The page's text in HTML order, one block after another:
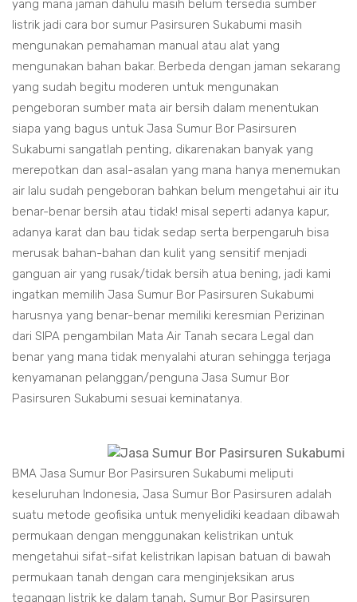
yang mana jaman dahulu masih belum tersedia sumber
listrik jadi cara bor sumur Pasirsuren Sukabumi masih
mengunakan pemahaman manual atau alat yang
mengunakan bahan bakar. Berbeda dengan jaman sekarang
yang sudah begitu moderen untuk mengunakan
pengeboran sumber mata air bersih dalam menentukan
siapa yang bagus untuk Jasa Sumur Bor Pasirsuren
Sukabumi sangatlah penting, dikarenakan banyak yang
merepotkan dan asal-asalan yang mana hanya menemukan
air lalu sudah pengeboran bahkan belum mengetahui air itu
benar-benar bersih atau tidak! misal seperti adanya kapur,
adanya karat dan bau tidak sedap serta berpengaruh bisa
merusak bahan-bahan dan kulit yang sensitif menjadi
ganguan air yang rusak/tidak bersih atua bening, jadi kami
ingatkan memilih Jasa Sumur Bor Pasirsuren Sukabumi
harusnya yang benar-benar memiliki keresmian Perizinan
dari SIPA pengambilan Mata Air Tanah secara Legal dan
benar yang mana tidak menyalahi aturan sehingga terjaga
kenyamanan pelanggan/penguna Jasa Sumur Bor
Pasirsuren Sukabumi sesuai keminatanya.
BMA Jasa Sumur Bor Pasirsuren Sukabumi meliputi
keseluruhan Indonesia, Jasa Sumur Bor Pasirsuren adalah
suatu metode geofisika untuk menyelidiki keadaan dibawah
permukaan dengan menggunakan kelistrikan untuk
mengetahui sifat-sifat kelistrikan lapisan batuan di bawah
permukaan tanah dengan cara menginjeksikan arus
tegangan listrik ke dalam tanah, Sumur Bor Pasirsuren